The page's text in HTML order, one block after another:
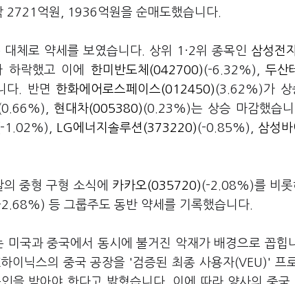
2721억원, 1936억원을 순매도했습니다.
대체로 약세를 보였습니다. 상위 1·2위 종목인 삼성전
하락했고 이에 한미반도체(042700)(-6.32%), 두산
다. 반면한화에어로스페이스(012450)(3.62%)가 상
현대차(005380)(0.23%)는 상승 마감했습니
1.02%), LG에너지솔루션(373220)(-0.85%), 삼성
중형 구형 소식에 카카오(035720)(-2.08%)를 비롯
등 그룹주도 동반 약세를 기록했습니다.
미국과 중국에서 동시에 불거진 악재가 배경으로 꼽힙
이닉스의 중국 공장을 '검증된 최종 사용자(VEU)' 프